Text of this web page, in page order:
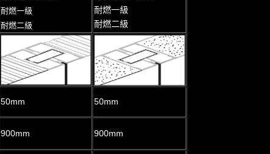
耐燃一級
耐燃二級
耐燃一級
耐燃二級
50mm 50mm
900mm 900mm